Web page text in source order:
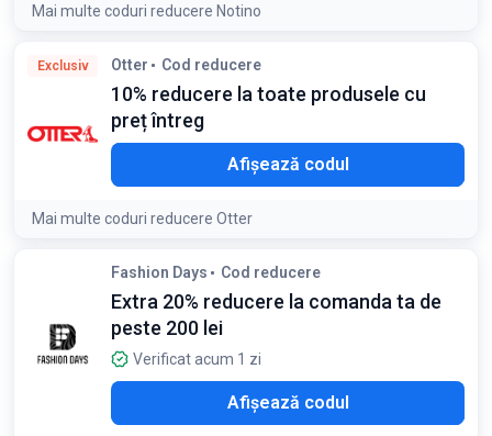
Mai multe coduri reducere Notino
Detaliile ofertei:
Profitați de reducerea de până la 20% și
completați-vă arsenalul cu produsele de vară esențiale
Exclusiv Otter Cod reducere
10% reducere la toate produsele cu
preț întreg
Afișează codul
Mai multe coduri reducere Otter
Reducere se aplică pentru produse nereduse și nu se
cumulează cu alte promoții. Reducerea se aplică pentru
maxim 1 produs per coș
Fashion Days Cod reducere
Extra 20% reducere la comanda ta de
peste 200 lei
Verificat acum 1 zi
Afișează codul